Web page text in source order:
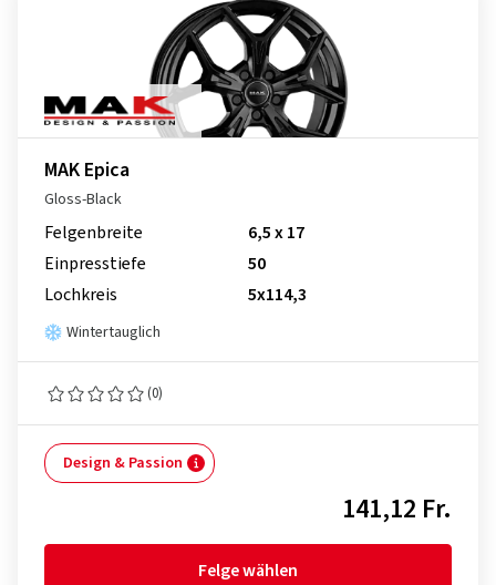
MAK Epica
Gloss-Black
Felgenbreite
6,5 x 17
Einpresstiefe
50
Lochkreis
5x114,3
Wintertauglich
(0)
Design & Passion
141,12 Fr.
Felge wählen